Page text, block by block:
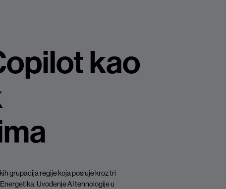
kao
grupacija regije koja posluje kroz tri
Uvođenje AI tehnologije u